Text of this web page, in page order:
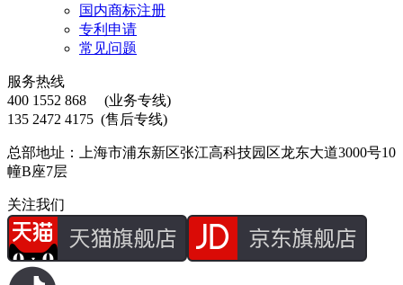
国内商标注册
专利申请
常见问题
服务热线
400 1552 868
(业务专线)
135 2472 4175 (售后专线)
总部地址：上海市浦东新区张江高科技园区龙东大道3000号10
幢B座7层
关注我们